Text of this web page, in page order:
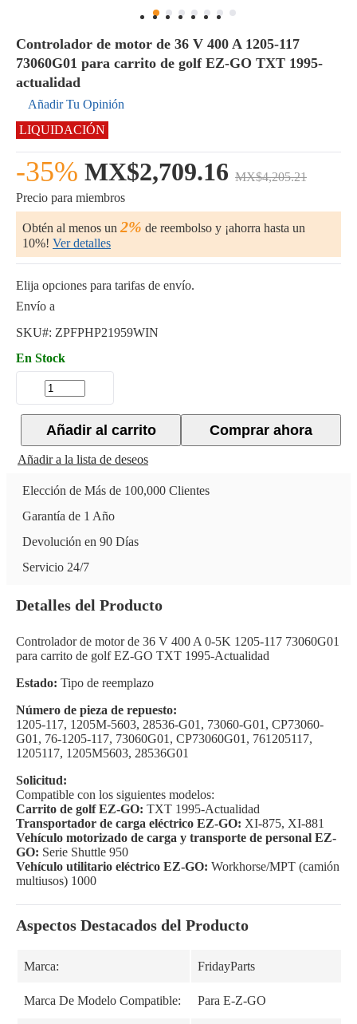
Controlador de motor de 36 V 400 A 1205-117
73060G01 para carrito de golf EZ-GO TXT 1995-
actualidad
Añadir Tu Opinión
LIQUIDACIÓN
-35% MX$2,709.16 MX$4,205.21
Precio para miembros
Obtén al menos un 2% de reembolso y ¡ahorra hasta un
10%! Ver detalles
Elija opciones para tarifas de envío.
Envío a
SKU#: ZPFPHP21959WIN
En Stock
Comprar ahora
Añadir al carrito
Añadir a la lista de deseos
Elección de Más de 100,000 Clientes
Garantía de 1 Año
Devolución en 90 Días
Servicio 24/7
Detalles del Producto
Controlador de motor de 36 V 400 A 0-5K 1205-117 73060G01
para carrito de golf EZ-GO TXT 1995-Actualidad
Estado: Tipo de reemplazo
Número de pieza de repuesto:
1205-117, 1205M-5603, 28536-G01, 73060-G01, CP73060-
G01, 76-1205-117, 73060G01, CP73060G01, 761205117,
1205117, 1205M5603, 28536G01
Solicitud:
Compatible con los siguientes modelos:
Carrito de golf EZ-GO: TXT 1995-Actualidad
Transportador de carga eléctrico EZ-GO: XI-875, XI-881
Vehículo motorizado de carga y transporte de personal EZ-
GO: Serie Shuttle 950
Vehículo utilitario eléctrico EZ-GO: Workhorse/MPT (camión
multiusos) 1000
Aspectos Destacados del Producto
Marca: FridayParts
Marca De Modelo Compatible: Para E-Z-GO